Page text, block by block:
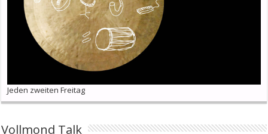
Jeden zweiten Freitag
Vollmond Talk